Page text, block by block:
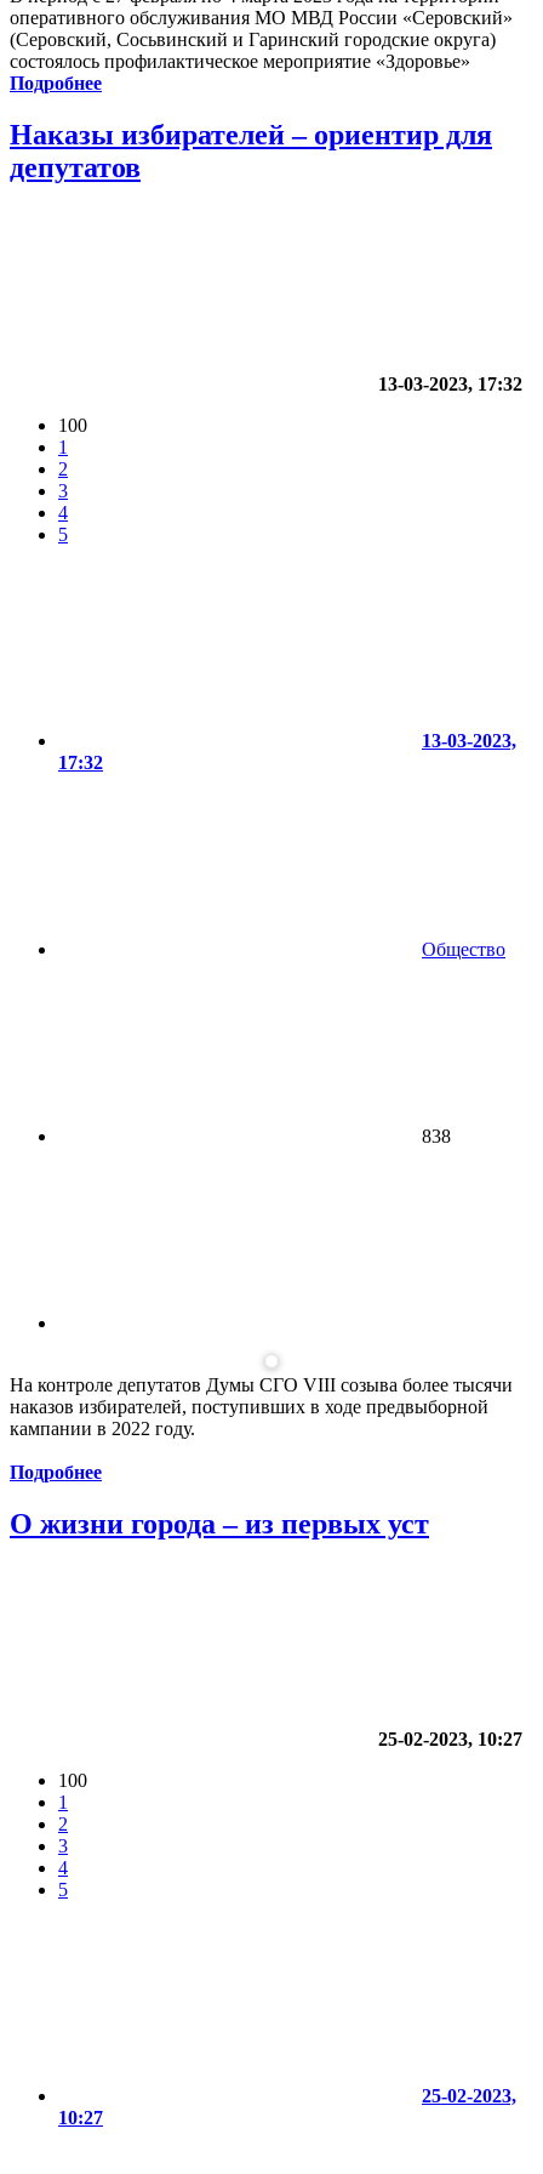
оперативного обслуживания МО МВД России «Серовский»
(Серовский, Сосьвинский и Гаринский городские округа)
состоялось профилактическое мероприятие «Здоровье»
Подробнее
Наказы избирателей – ориентир для
депутатов
13-03-2023, 17:32
100
1
2
3
4
5
13-03-2023,
17:32
Общество
838
На контроле депутатов Думы СГО VIII созыва более тысячи
наказов избирателей, поступивших в ходе предвыборной
кампании в 2022 году.
Подробнее
О жизни города – из первых уст
25-02-2023, 10:27
100
1
2
3
4
5
25-02-2023,
10:27